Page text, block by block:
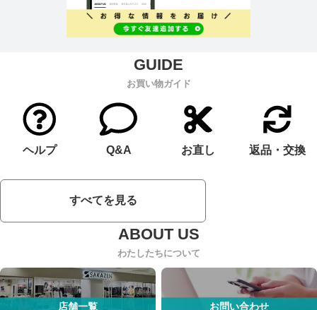
お買い物ガイド
ヘルプ Q&A お直し 返品・交換
すべてを見る
わたしたちについて
店舗一覧 お問い合わせ